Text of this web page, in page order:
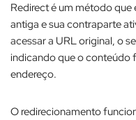
Redirect é um método que
antiga e sua contraparte
acessar a URL original, o
indicando que o
endereço.​
O redirecionamento